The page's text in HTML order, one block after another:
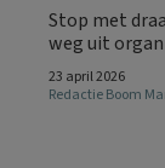
Stop met
weg uit
23 april 2026
Redactie Boom